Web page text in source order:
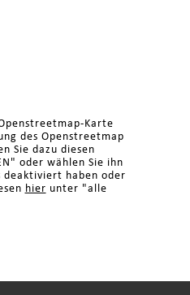
Karte
des Openstreetmap
Sie dazu diesen
oder wählen Sie ihn
deaktiviert haben oder
hier unter "alle